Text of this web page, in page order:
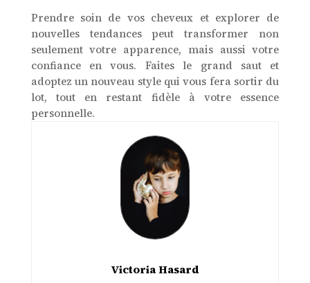
Prendre soin de vos cheveux et explorer de
nouvelles tendances peut transformer non
seulement votre apparence, mais aussi votre
confiance en vous. Faites le grand saut et
adoptez un nouveau style qui vous fera sortir du
lot, tout en restant fidèle à votre essence
personnelle.
Victoria Hasard